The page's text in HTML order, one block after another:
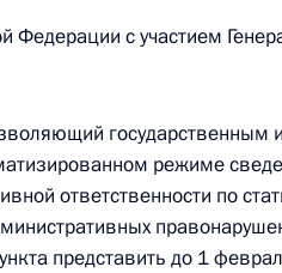
г. № 250-ФЗ
Российской Федерации об
Федерации с участием
государственным
режиме
ответственности по
представить до 1